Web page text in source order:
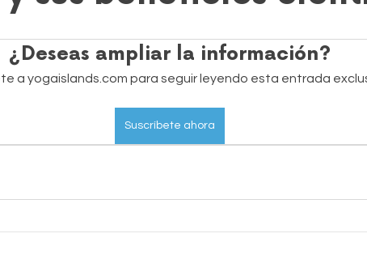
¿Deseas ampliar la información?
a yogaislands.com para seguir leyendo esta entrada
Suscríbete ahora